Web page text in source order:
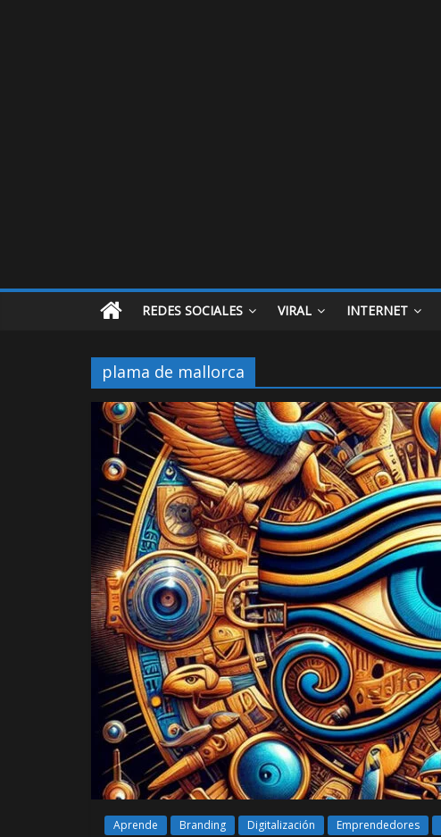
REDES SOCIALES VIRAL INTERNET
plama de mallorca
Aprende Branding Digitalización Emprendedores